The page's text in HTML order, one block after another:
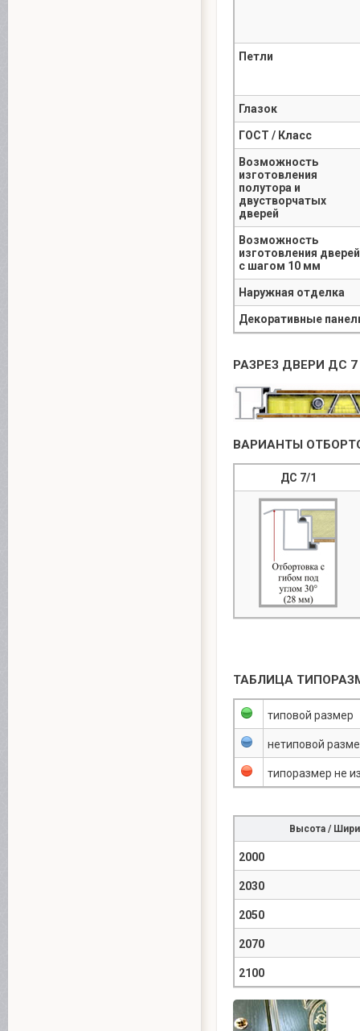
Петли
Глазок
ГОСТ / Класс
Возможность
изготовления
полутора и
двустворчатых
дверей
Возможность
изготовления дверей
с шагом 10 мм
Наружная отделка
Декоративные
РАЗРЕЗ ДВЕРИ ДС 7
ВАРИАНТЫ
ДС 7/1
ТАБЛИЦА
типовой размер
нетиповой
типоразмер не
Высота /
2000
2030
2050
2070
2100